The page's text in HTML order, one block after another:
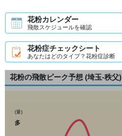
花粉カレンダー
飛散スケジュールを確認
花粉症チェックシート
あなたはどのタイプ？花粉症診断
花粉の飛散ピーク予想 (埼玉-秩父)
(量)
多